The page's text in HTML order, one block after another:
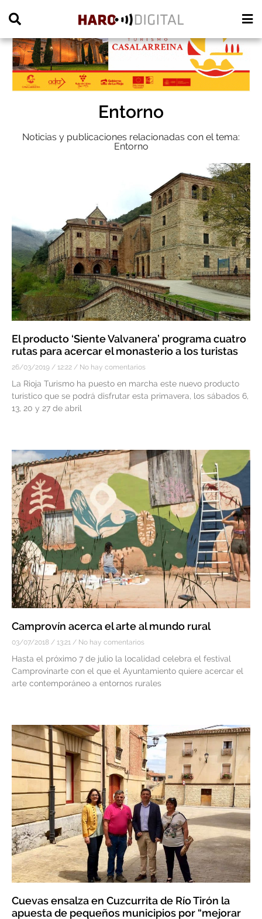
Entorno
Noticias y publicaciones relacionadas con el tema:
Entorno
El producto ‘Siente Valvanera’ programa cuatro
rutas para acercar el monasterio a los turistas
26/03/2019 12:22 No hay comentarios
La Rioja Turismo ha puesto en marcha este nuevo producto
turístico que se podrá disfrutar esta primavera, los sábados 6,
13, 20 y 27 de abril
Camprovín acerca el arte al mundo rural
03/07/2018 13:21 No hay comentarios
Hasta el próximo 7 de julio la localidad celebra el festival
Camprovinarte con el que el Ayuntamiento quiere acercar el
arte contemporáneo a entornos rurales
Cuevas ensalza en Cuzcurrita de Río Tirón la
apuesta de pequeños municipios por “mejorar